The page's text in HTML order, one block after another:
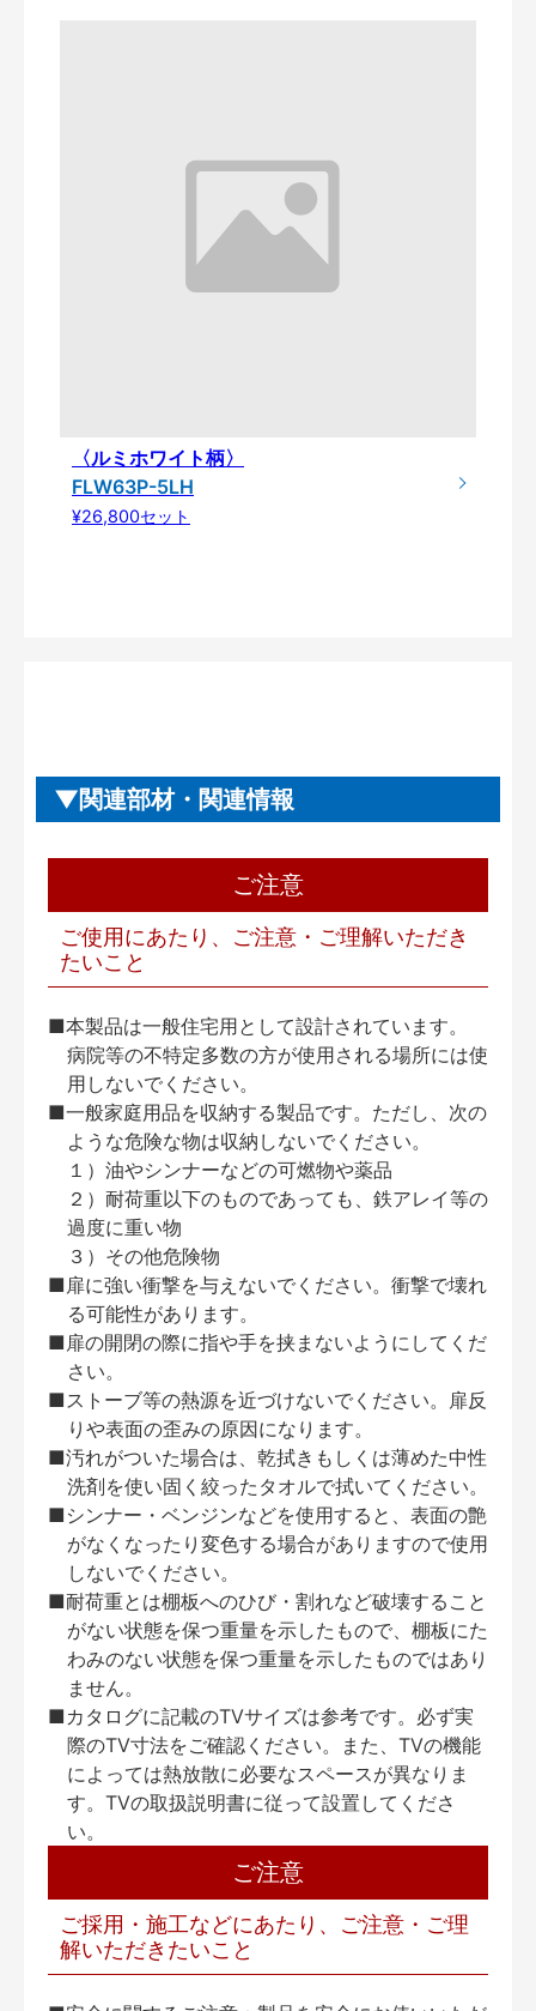
〈ルミホワイト柄〉
FLW63P-5LH
¥26,800セット
関連部材・関連情報
ご注意
ご使用にあたり、ご注意・ご理解いただき
たいこと
■本製品は一般住宅用として設計されています。
病院等の不特定多数の方が使用される場所には使
用しないでください。
■一般家庭用品を収納する製品です。ただし、次の
ような危険な物は収納しないでください。
１）油やシンナーなどの可燃物や薬品
２）耐荷重以下のものであっても、鉄アレイ等の
過度に重い物
３）その他危険物
■扉に強い衝撃を与えないでください。衝撃で壊れ
る可能性があります。
■扉の開閉の際に指や手を挟まないようにしてくだ
さい。
■ストーブ等の熱源を近づけないでください。扉反
りや表面の歪みの原因になります。
■汚れがついた場合は、乾拭きもしくは薄めた中性
洗剤を使い固く絞ったタオルで拭いてください。
■シンナー・ベンジンなどを使用すると、表面の艶
がなくなったり変色する場合がありますので使用
しないでください。
■耐荷重とは棚板へのひび・割れなど破壊すること
がない状態を保つ重量を示したもので、棚板にた
わみのない状態を保つ重量を示したものではあり
ません。
■カタログに記載のTVサイズは参考です。必ず実
際のTV寸法をご確認ください。また、TVの機能
によっては熱放散に必要なスペースが異なりま
す。TVの取扱説明書に従って設置してくださ
い。
ご注意
ご採用・施工などにあたり、ご注意・ご理
解いただきたいこと